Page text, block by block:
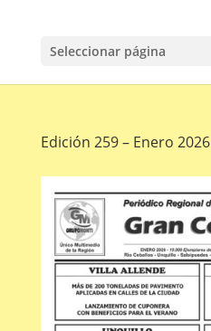
Seleccionar página
Edición 259 – Enero 2026